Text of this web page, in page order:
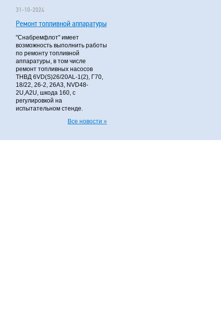
31-10-2024
Ремонт топливной аппаратуры
"Снабремфлот" имеет
возможность выполнить работы
по ремонту топливной
аппаратуры, в том числе
ремонт топливных насосов
ТНВД 6VD(S)26/20AL-1(2), Г70,
18/22, 26-2, 26А3, NVD48-
2U,A2U, шкода 160, с
регулировкой на
испытательном стенде.
Все новости »